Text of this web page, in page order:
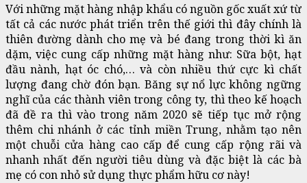
Với những mặt hàng nhập khẩu có nguồn gốc xuất xứ từ
tất cả các nước phát triển trên thế giới thì đây chính là
thiên đường dành cho mẹ và bé đang trong thời kì ăn
dặm, việc cung cấp những mặt hàng như: Sữa bột, hạt
đầu nành, hạt óc chó,… và còn nhiều thứ cực kì chất
lượng đang chờ đón bạn. Băng sự nổ lực không ngững
nghĩ của các thành viên trong công ty, thì theo kế hoạch
đã đề ra thì vào trong năm 2020 sẽ tiếp tục mở rộng
thêm chi nhánh ở các tỉnh miền Trung, nhằm tạo nên
một chuỗi cửa hàng cao cấp để cung cấp rộng rãi và
nhanh nhất đến người tiêu dùng và đặc biệt là các bà
mẹ có con nhỏ sử dụng thực phẩm hữu cơ này!